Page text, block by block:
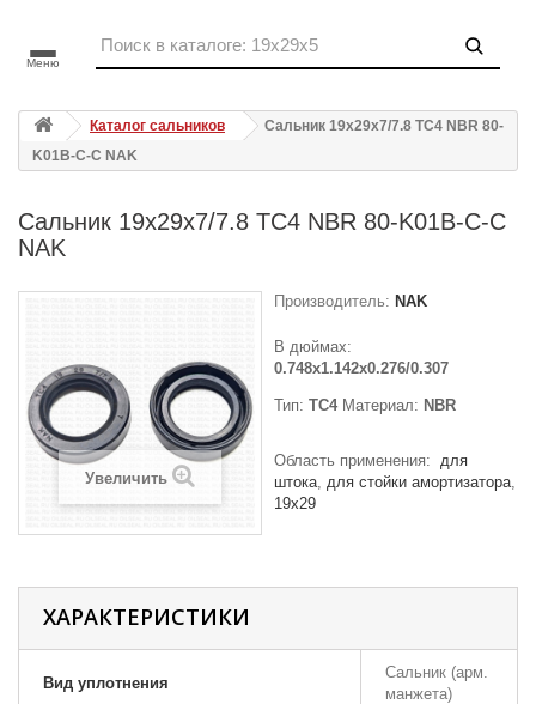
Меню
Каталог сальников
Сальник 19x29x7/7.8 TC4 NBR 80-
K01B-C-C NAK
Сальник 19x29x7/7.8 TC4 NBR 80-K01B-C-C
NAK
Увеличить
Производитель: NAK
В дюймах:
0.748x1.142x0.276/0.307
Тип: TC4Материал: NBR
Область применения: для
штока для стойки амортизатора
19x29
ХАРАКТЕРИСТИКИ
Вид уплотнения
Сальник (арм.
манжета)